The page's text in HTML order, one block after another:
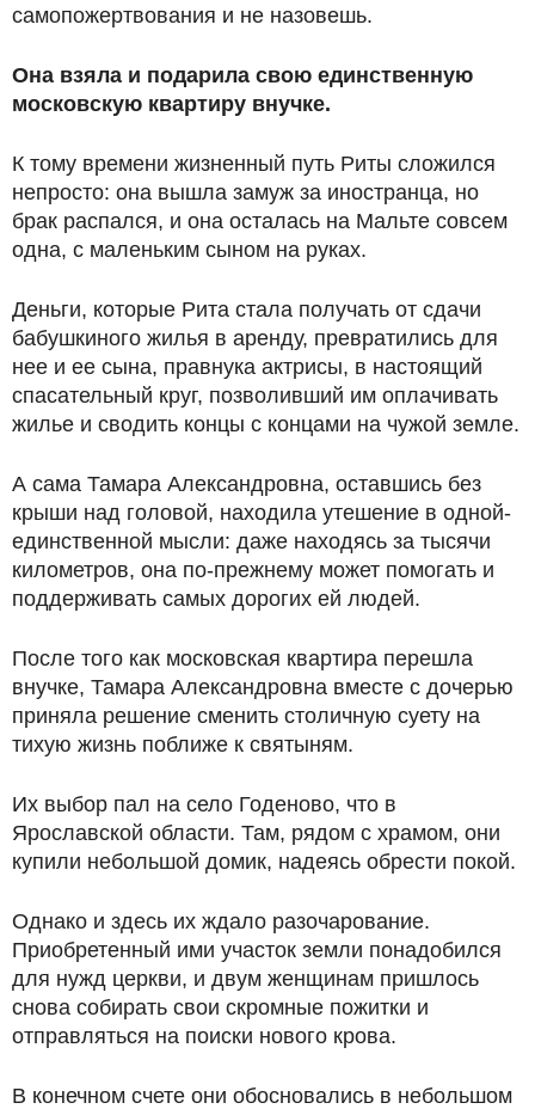
самопожертвования и не назовешь.
Она взяла и подарила свою единственную
московскую квартиру внучке.
К тому времени жизненный путь Риты сложился
непросто: она вышла замуж за иностранца, но
брак распался, и она осталась на Мальте совсем
одна, с маленьким сыном на руках.
Деньги, которые Рита стала получать от сдачи
бабушкиного жилья в аренду, превратились для
нее и ее сына, правнука актрисы, в настоящий
спасательный круг, позволивший им оплачивать
жилье и сводить концы с концами на чужой земле.
А сама Тамара Александровна, оставшись без
крыши над головой, находила утешение в одной-
единственной мысли: даже находясь за тысячи
километров, она по-прежнему может помогать и
поддерживать самых дорогих ей людей.
После того как московская квартира перешла
внучке, Тамара Александровна вместе с дочерью
приняла решение сменить столичную суету на
тихую жизнь поближе к святыням.
Их выбор пал на село Годеново, что в
Ярославской области. Там, рядом с храмом, они
купили небольшой домик, надеясь обрести покой.
Однако и здесь их ждало разочарование.
Приобретенный ими участок земли понадобился
для нужд церкви, и двум женщинам пришлось
снова собирать свои скромные пожитки и
отправляться на поиски нового крова.
В конечном счете они обосновались в небольшом